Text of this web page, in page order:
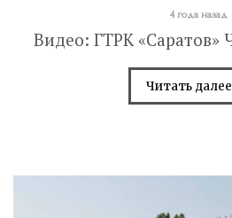
4 года назад
Видео: ГТРК «Саратов»
Читать далее